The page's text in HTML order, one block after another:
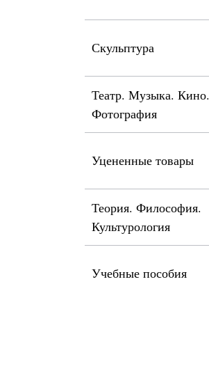
Скульптура
Театр. Музыка. Кино.
Фотография
Уцененные товары
Теория. Философия.
Культурология
Учебные пособия